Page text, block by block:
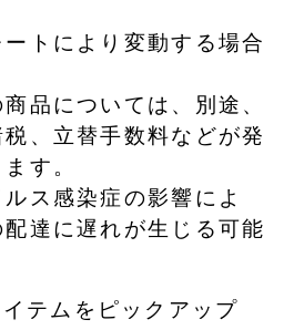
トにより変動する場合
品については、別途、
、立替手数料などが発
す。
ス感染症の影響によ
達に遅れが生じる可能
テムをピックアップ